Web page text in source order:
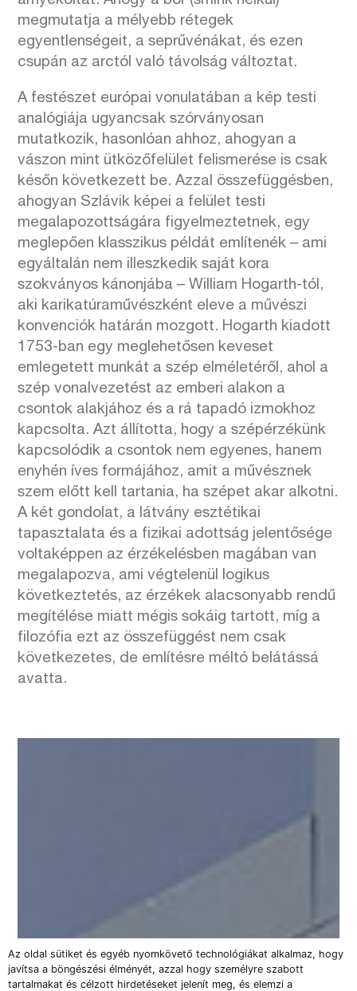
Az oldal sütiket és egyéb nyomkövető technológiákat alkalmaz, hogy
javítsa a böngészési élményét, azzal hogy személyre szabott
tartalmakat és célzott hirdetéseket jelenít meg, és elemzi a
megmutatja a mélyebb rétegek
egyentlenségeit, a seprűvénákat, és ezen
csupán az arctól való távolság változtat.
A festészet európai vonulatában a kép testi
analógiája ugyancsak szórványosan
mutatkozik, hasonlóan ahhoz, ahogyan a
vászon mint ütközőfelület felismerése is csak
későn következett be. Azzal összefüggésben,
ahogyan Szlávik képei a felület testi
megalapozottságára figyelmeztetnek, egy
meglepően klasszikus példát említenék – ami
egyáltalán nem illeszkedik saját kora
szokványos kánonjába – William Hogarth-tól,
aki karikatúraművészként eleve a művészi
konvenciók határán mozgott. Hogarth kiadott
1753-ban egy meglehetősen keveset
emlegetett munkát a szép elméletéről, ahol a
szép vonalvezetést az emberi alakon a
csontok alakjához és a rá tapadó izmokhoz
kapcsolta. Azt állította, hogy a szépérzékünk
kapcsolódik a csontok nem egyenes, hanem
enyhén íves formájához, amit a művésznek
szem előtt kell tartania, ha szépet akar alkotni.
A két gondolat, a látvány esztétikai
tapasztalata és a fizikai adottság jelentősége
voltaképpen az érzékelésben magában van
megalapozva, ami végtelenül logikus
következtetés, az érzékek alacsonyabb rendű
megítélése miatt mégis sokáig tartott, míg a
filozófia ezt az összefüggést nem csak
következetes, de említésre méltó belátássá
avatta.